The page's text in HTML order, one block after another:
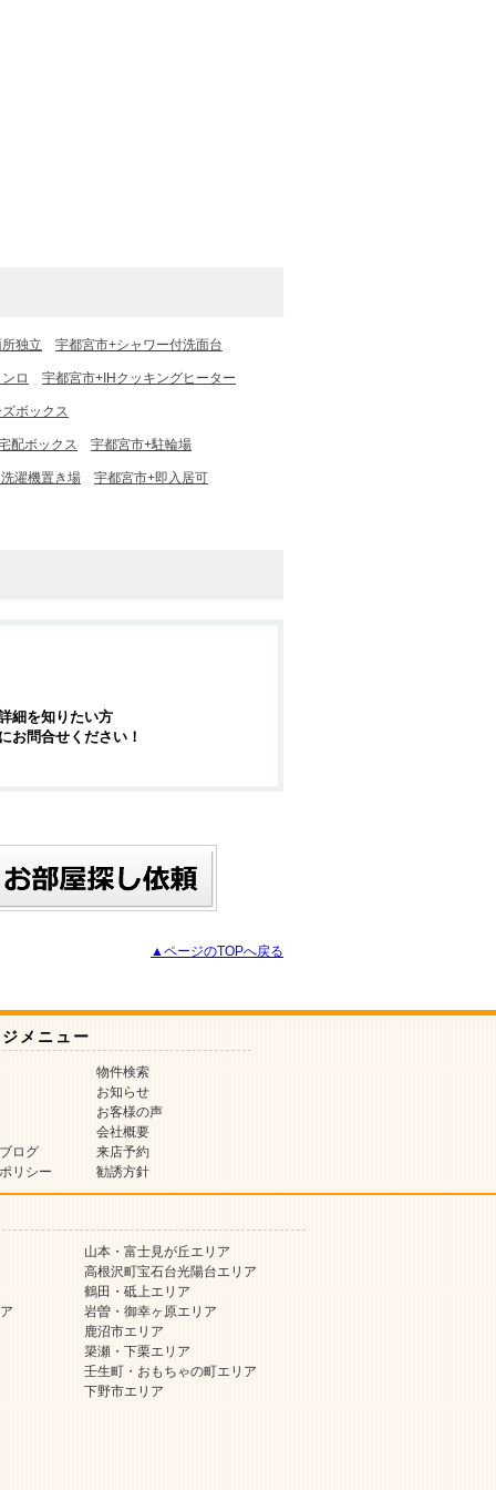
独立 宇都宮市+シャワー付洗面台
ロ 宇都宮市+IHクッキングヒーター
ボックス
配ボックス 宇都宮市+駐輪場
濯機置き場 宇都宮市+即入居可
細を知りたい方
お問合せください！
▲ページのTOPへ戻る
メニュー
物件検索
お知らせ
お客様の声
会社概要
ログ
来店予約
リシー
勧誘方針
山本・富士見が丘エリア
高根沢町宝石台光陽台エリア
鶴田・砥上エリア
岩曽・御幸ヶ原エリア
鹿沼市エリア
簗瀬・下栗エリア
壬生町・おもちゃの町エリア
下野市エリア